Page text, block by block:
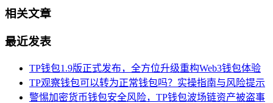
相关文章
最近发表
TP钱包1.9版正式发布，全方位升级重构Web3钱包体验
TP观察钱包可以转为正常钱包吗？实操指南与风险提示
警惕加密货币钱包安全风险，TP钱包波场链资产被盗事